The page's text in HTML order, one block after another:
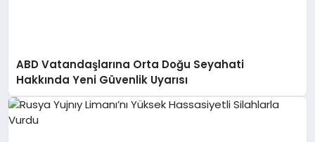
ABD Vatandaşlarına Orta Doğu Seyahati
Hakkında Yeni Güvenlik Uyarısı